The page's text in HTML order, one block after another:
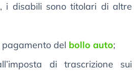
i disabili sono titolari di altre
pagamento del bollo auto;
di trascrizione sui